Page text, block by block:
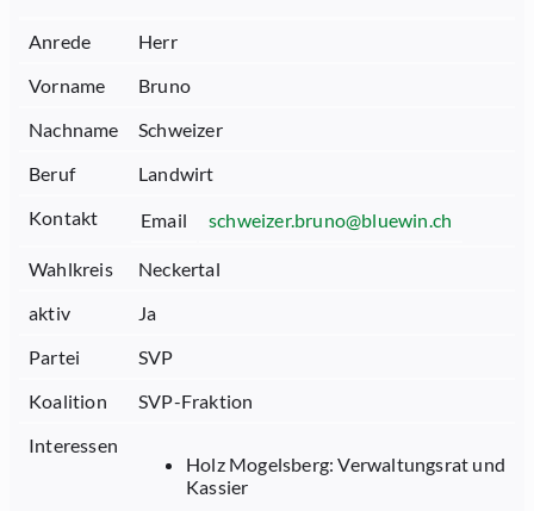
Anrede
Herr
Vorname
Bruno
Nachname
Schweizer
Beruf
Landwirt
Kontakt
Email schweizer.bruno@bluewin.ch
Wahlkreis
Neckertal
aktiv
Ja
Partei
SVP
Koalition
SVP-Fraktion
Interessen
Holz Mogelsberg: Verwaltungsrat und
Kassier